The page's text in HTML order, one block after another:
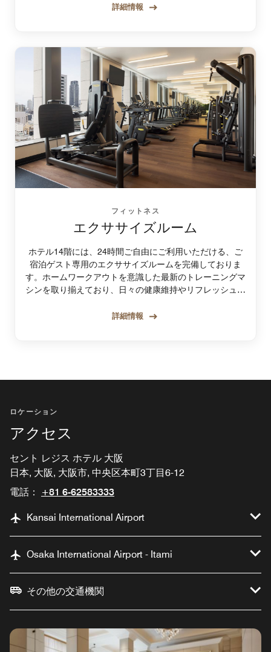
オアシスのような空間。卓越した体験をお届けするため、
詳細情報
フィットネス
エクササイズルーム
ホテル14階には、24時間ご自由にご利用いただける、ご
宿泊ゲスト専用のエクササイズルームを完備しておりま
す。ホームワークアウトを意識した最新のトレーニングマ
シンを取り揃えており、日々の健康維持やリフレッシュに
タル用のスポーツウェアなどもご用意しております。大阪
詳細情報
ロケーション
アクセス
セント レジス ホテル 大阪
日本, 大阪, 大阪市, 中央区本町3丁目6-12
電話：
+81 6-62583333
Kansai International Airport
Osaka International Airport - Itami
その他の交通機関